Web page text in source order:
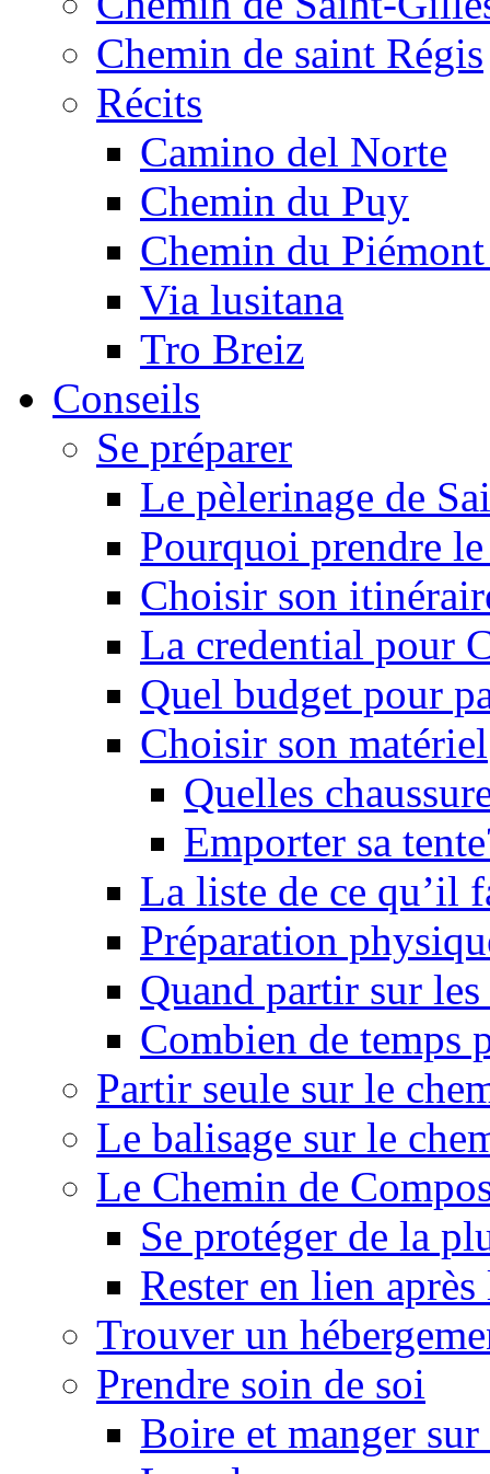
Chemin de saint Régis
Récits
Camino del Norte
Chemin du Puy
Chemin du
Via lusitana
Tro Breiz
Conseils
Se préparer
Le pèlerinage de
Pourquoi prendre
Choisir son
La credential pour
Quel budget pour
Choisir son matériel
Quelles
Emporter sa
La liste de ce qu’il
Préparation
Quand partir sur
Combien de
Partir seule sur le
Le balisage sur le
Le Chemin de
Se protéger de la
Rester en lien
Trouver un
Prendre soin de soi
Boire et manger